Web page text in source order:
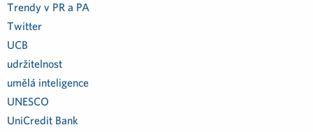
Trendy v PR a PA
Twitter
UCB
udržitelnost
umělá inteligence
UNESCO
UniCredit Bank